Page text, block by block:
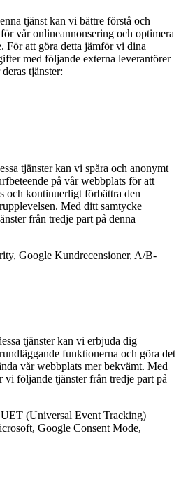
tjänst kan vi bättre förstå och
vår onlineannonsering och optimera
För att göra detta jämför vi dina
med följande externa leverantörer
tjänster:
tjänster kan vi spåra och anonymt
på vår webbplats för att
och kontinuerligt förbättra den
Med ditt samtycke
från tredje part på denna
Google Kundrecensioner, A/B-
tjänster kan vi erbjuda dig
funktionerna och göra det
vår webbplats mer bekvämt. Med
vi följande tjänster från tredje part på
(Universal Event Tracking)
Google Consent Mode,